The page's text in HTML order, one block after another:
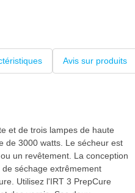
Avis sur produits
et de trois lampes de haute
de 3000 watts. Le sécheur est
ou un revêtement. La conception
séchage extrêmement
Utilisez l'IRT 3 PrepCure